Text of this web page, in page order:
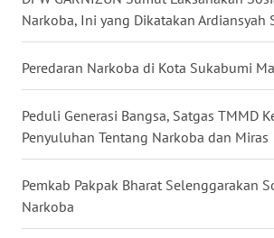
Narkoba, Ini yang Dikatakan Ardiansyah
Peredaran Narkoba di Kota Sukabumi
Peduli Generasi Bangsa, Satgas TMMD
Penyuluhan Tentang Narkoba dan Miras
Pemkab Pakpak Bharat Selenggarakan
Narkoba
WN
SULUT
WN
MALUT